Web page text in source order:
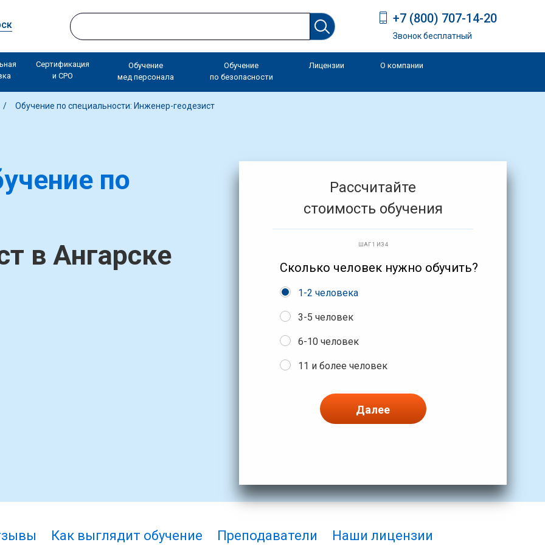
+7 (800) 707-14-20
Звонок бесплатный
Сертификация
и СРО
Обучение
мед персонала
Обучение
по безопасности
Лицензии О компании
Обучение по специальности: Инженер-геодезист
по
в Ангарске
Рассчитайте
стоимость обучения
ШАГ 1 ИЗ 4
Сколько человек нужно обучить?
1-2 человека
3-5 человек
6-10 человек
11 и более человек
Далее
Как выглядит обучение Преподаватели
Наши лицензии